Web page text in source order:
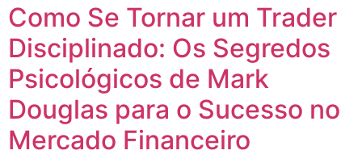
Como Se Tornar um Trader
Disciplinado: Os Segredos
Psicológicos de Mark
Douglas para o Sucesso no
Mercado Financeiro